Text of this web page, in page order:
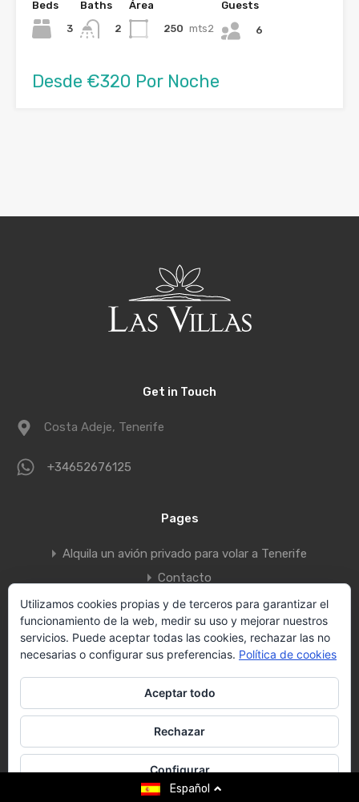
Beds
3
Baths
2
Área
250 mts2
Guests
6
Desde €320 Por Noche
Get in Touch
Costa Adeje, Tenerife
+34652676125
Pages
Alquila un avión privado para volar a Tenerife
Contacto
Política de Privacidad
Rentals Search
Search Villas
Vallecid Group
Designed byCanarias.com
Español
Utilizamos cookies propias y de terceros para garantizar el
funcionamiento de la web, medir su uso y mejorar nuestros
servicios. Puede aceptar todas las cookies, rechazar las no
necesarias o configurar sus preferencias. Política de cookies
Aceptar todo
Rechazar
ConfigurarContact us